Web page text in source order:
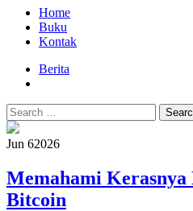
Primary
Menu
Home
Buku
Kontak
Berita
Search
for:
Jun 62026
Memahami Kerasnya
Bitcoin